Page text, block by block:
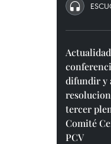
difundir y
tercer
Comité
PCV